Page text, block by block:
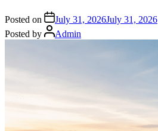
Posted on July 31, 2026July 31, 2026
Posted by
Admin